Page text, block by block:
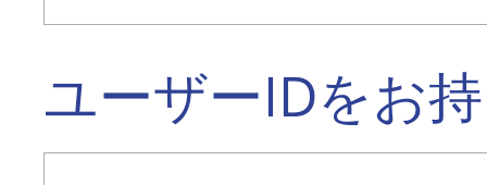
ユーザーIDをお